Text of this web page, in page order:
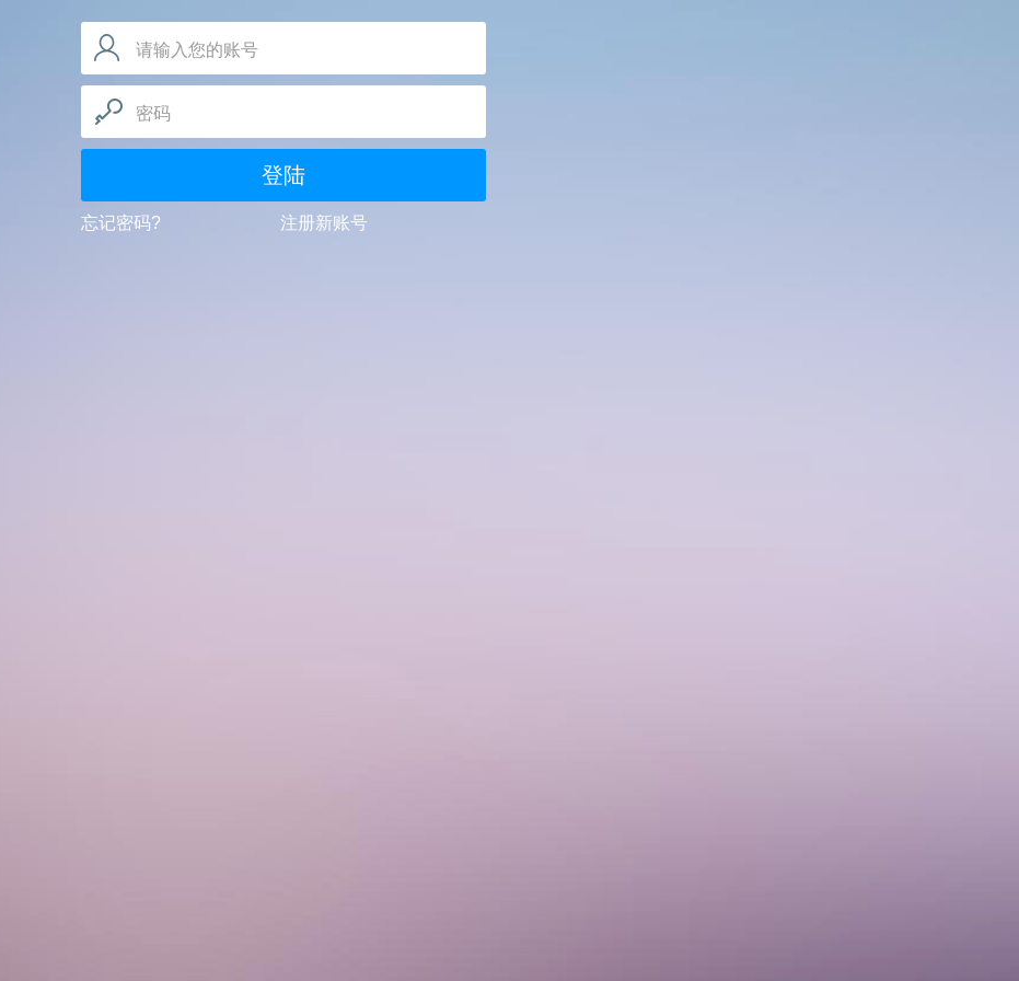
请输入您的账号
密码
登陆
忘记密码? 注册新账号